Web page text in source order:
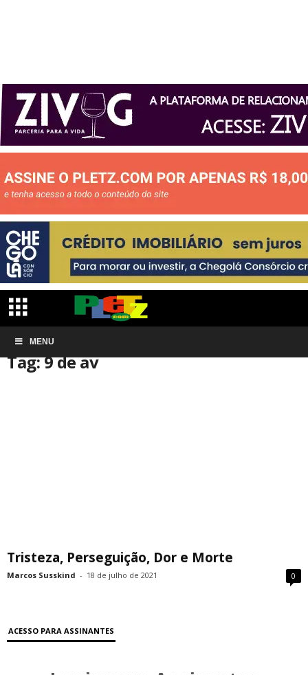
MENU
Início Tags
Tag: 9 de av
Tristeza, Perseguição, Dor e Morte
Marcos Susskind - 18 de julho de 2021 0
ACESSO PARA ASSINANTES